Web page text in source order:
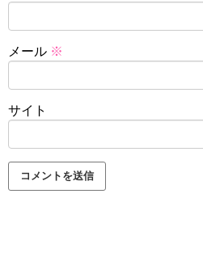
メール ※
サイト